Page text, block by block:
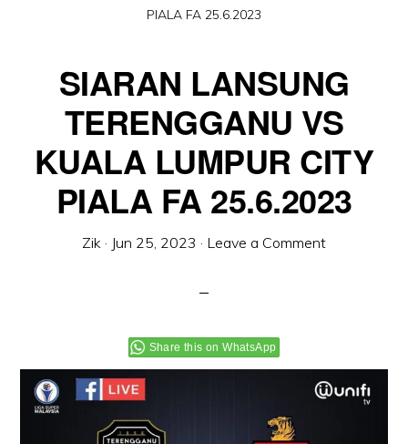
PIALA FA 25.6.2023
SIARAN LANSUNG
TERENGGANU VS
KUALA LUMPUR CITY
PIALA FA 25.6.2023
Zik · Jun 25, 2023 · Leave a Comment
Share this on WhatsApp